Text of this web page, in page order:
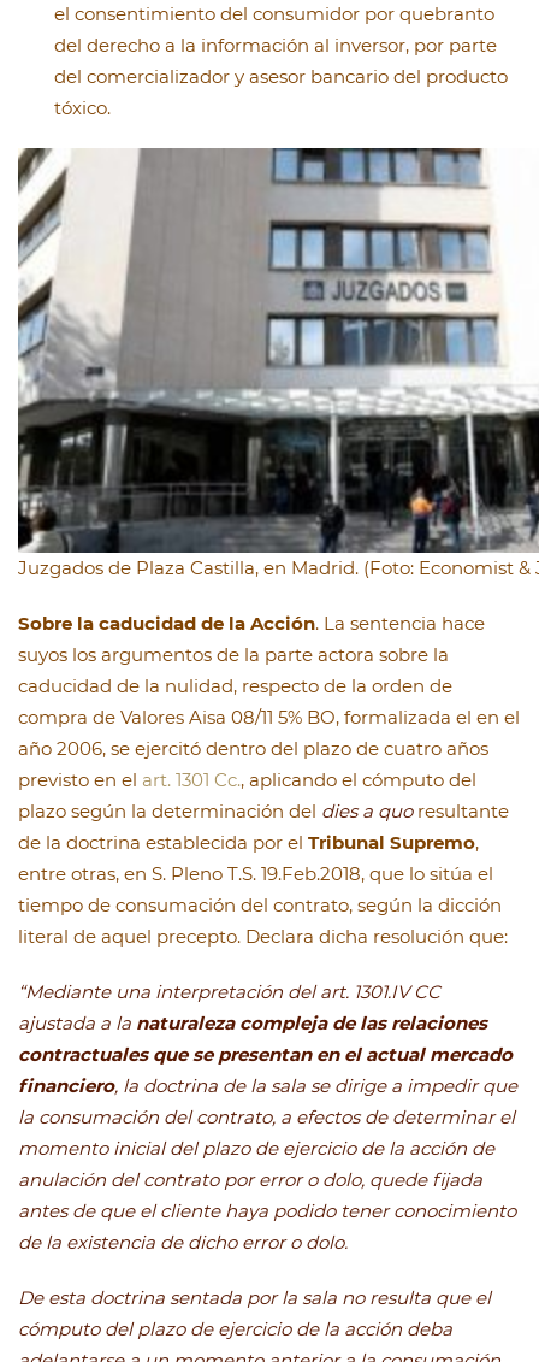
el consentimiento del consumidor por quebranto
del derecho a la información al inversor, por parte
del comercializador y asesor bancario del producto
tóxico.
Juzgados de Plaza Castilla, en Madrid. (Foto: Economist &
Sobre la caducidad de la Acción. La sentencia hace
suyos los argumentos de la parte actora sobre la
caducidad de la nulidad, respecto de la orden de
compra de Valores Aisa 08/11 5% BO, formalizada el en el
año 2006, se ejercitó dentro del plazo de cuatro años
previsto en el art. 1301 Cc., aplicando el cómputo del
plazo según la determinación del dies a quoresultante
de la doctrina establecida por el Tribunal Supremo,
entre otras, en S. Pleno T.S. 19.Feb.2018, que lo sitúa el
tiempo de consumación del contrato, según la dicción
literal de aquel precepto. Declara dicha resolución que:
“Mediante una interpretación del art. 1301.IV CC
ajustada a la naturaleza compleja de las relaciones
contractuales que se presentan en el actual mercado
financiero, la doctrina de la sala se dirige a impedir que
la consumación del contrato, a efectos de determinar el
momento inicial del plazo de ejercicio de la acción de
anulación del contrato por error o dolo, quede fijada
antes de que el cliente haya podido tener conocimiento
de la existencia de dicho error o dolo.
De esta doctrina sentada por la sala no resulta que el
cómputo del plazo de ejercicio de la acción deba